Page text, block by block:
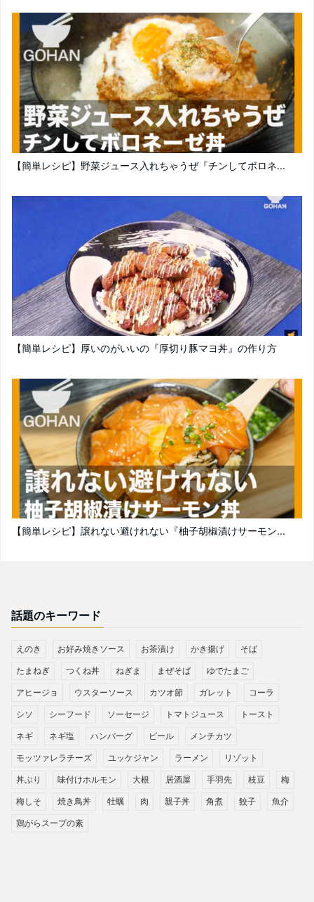
【簡単レシピ】野菜ジュース入れちゃうぜ『チンしてボロネ...
【簡単レシピ】厚いのがいいの『厚切り豚マヨ丼』の作り方
【簡単レシピ】譲れない避けれない『柚子胡椒漬けサーモン...
話題のキーワード
えのき お好み焼きソース お茶漬け かき揚げ そば
たまねぎ つくね丼 ねぎま まぜそば ゆでたまご
アヒージョ ウスターソース カツオ節 ガレット コーラ
シソ シーフード ソーセージ トマトジュース トースト
ネギ ネギ塩 ハンバーグ ビール メンチカツ
モッツァレラチーズ ユッケジャン ラーメン リゾット
丼ぶり 味付けホルモン 大根 居酒屋 手羽先 枝豆 梅
梅しそ 焼き鳥丼 牡蠣 肉 親子丼 角煮 餃子 魚介
鶏がらスープの素